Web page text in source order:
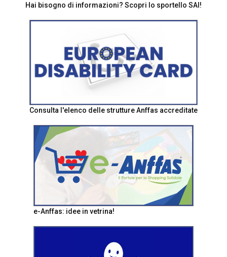
Hai bisogno di informazioni? Scopri lo sportello SAI!
Consulta l'elenco delle strutture Anffas accreditate
e-Anffas: idee in vetrina!